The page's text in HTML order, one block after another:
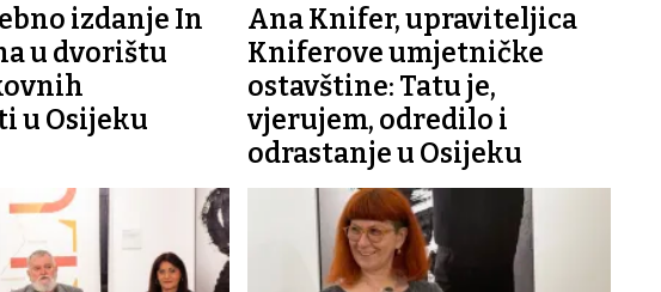
izdanje In
u dvorištu
u Osijeku
Ana Knifer, upraviteljica
Kniferove umjetničke
ostavštine: Tatu je,
vjerujem, odredilo i
odrastanje u Osijeku